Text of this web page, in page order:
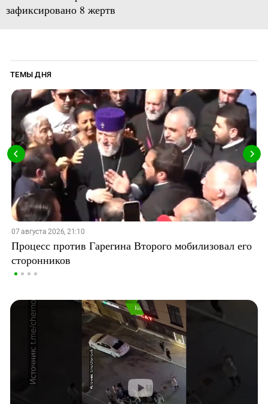
зафиксировано 8 жертв
ТЕМЫ ДНЯ
07 августа 2026, 21:10
Процесс против Гарегина Второго мобилизовал его
сторонников